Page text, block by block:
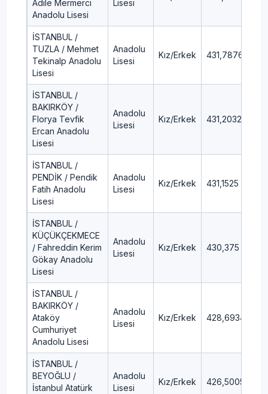
Adile Mermerci
Anadolu Lisesi
Lisesi
İSTANBUL /
TUZLA / Mehmet
Tekinalp Anadolu
Lisesi
Anadolu
Lisesi
Kız/Erkek 431,7876
İSTANBUL /
BAKIRKÖY /
Florya Tevfik
Ercan Anadolu
Lisesi
Anadolu
Lisesi
Kız/Erkek 431,2032
İSTANBUL /
PENDİK / Pendik
Fatih Anadolu
Lisesi
Anadolu
Lisesi
Kız/Erkek 431,1525
İSTANBUL /
KÜÇÜKÇEKMECE
/ Fahreddin Kerim
Gökay Anadolu
Lisesi
Anadolu
Lisesi
Kız/Erkek 430,375
İSTANBUL /
BAKIRKÖY /
Ataköy
Cumhuriyet
Anadolu Lisesi
Anadolu
Lisesi
Kız/Erkek 428,6934
İSTANBUL /
BEYOĞLU /
İstanbul Atatürk
Anadolu
Lisesi
Kız/Erkek 426,5005